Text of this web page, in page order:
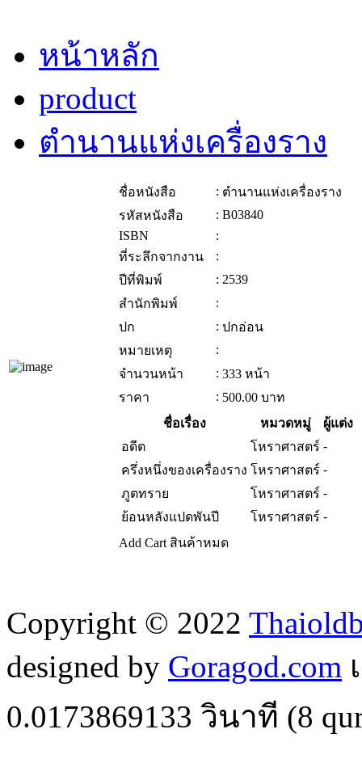
หน้าหลัก
product
ตำนานแห่งเครื่องราง
ชื่อหนังสือ : ตำนานแห่งเครื่องราง
รหัสหนังสือ
: B03840
ISBN
:
ที่ระลึกจากงาน
:
ปีที่พิมพ์
: 2539
สำนักพิมพ์
:
ปก
: ปกอ่อน
หมายเหตุ
:
จำนวนหน้า
: 333 หน้า
ราคา
: 500.00 บาท
ชื่อเรื่อง
หมวดหมู่
ผู้แต่ง
อดีต
โหราศาสตร์ -
ครึ่งหนึ่งของเครื่องราง โหราศาสตร์ -
ภูตทราย
โหราศาสตร์ -
ย้อนหลังแปดพันปี
โหราศาสตร์ -
Add Cart สินค้าหมด
Copyright © 2022
designed by Goragod.com
0.0173869133 วินาที (8